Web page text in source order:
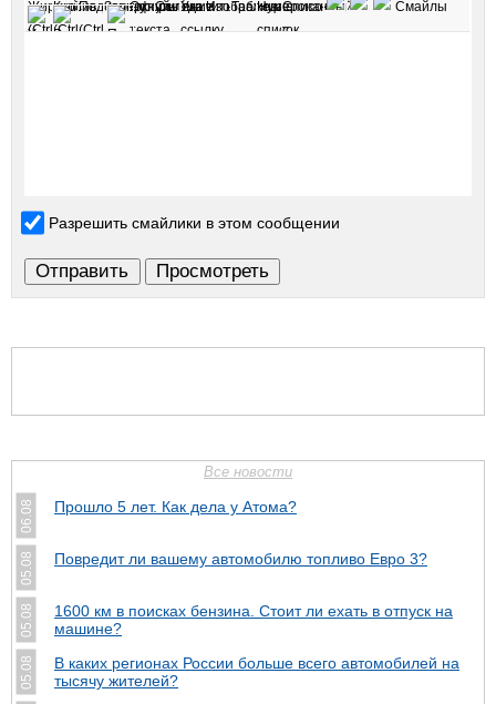
Разрешить смайлики в этом сообщении
Все новости
06.08 Прошло 5 лет. Как дела у Атома?
05.08 Повредит ли вашему автомобилю топливо Евро 3?
05.08
1600 км в поисках бензина. Стоит ли ехать в отпуск на
машине?
05.08
В каких регионах России больше всего автомобилей на
тысячу жителей?